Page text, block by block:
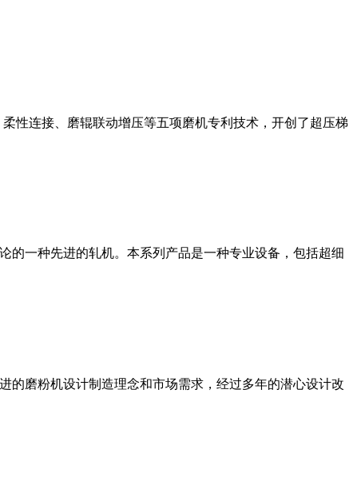
性连接、磨辊联动增压等五项磨机专利技术，开创了超压梯
的一种先进的轧机。本系列产品是一种专业设备，包括超细
的磨粉机设计制造理念和市场需求，经过多年的潜心设计改